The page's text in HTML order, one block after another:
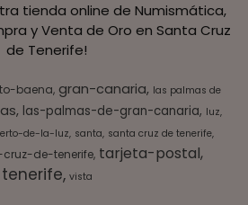
tienda online de Numismática,
y Venta de Oro en Santa Cruz
de Tenerife!
baena gran-canaria las palmas de
las-palmas-de-gran-canaria luz
de-la-luz santa santa cruz de tenerife
de-tenerife tarjeta-postal
tenerife vista